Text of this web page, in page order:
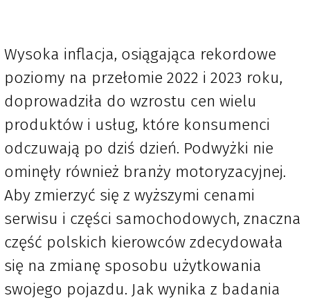
Wysoka inflacja, osiągająca rekordowe
poziomy na przełomie 2022 i 2023 roku,
doprowadziła do wzrostu cen wielu
produktów i usług, które konsumenci
odczuwają po dziś dzień. Podwyżki nie
ominęły również branży motoryzacyjnej.
Aby zmierzyć się z wyższymi cenami
serwisu i części samochodowych, znaczna
część polskich kierowców zdecydowała
się na zmianę sposobu użytkowania
swojego pojazdu. Jak wynika z badania